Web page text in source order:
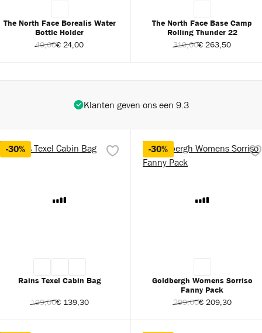
The North Face Borealis Water
Bottle Holder
40,00€ 24,00
The North Face Base Camp
Rolling Thunder 22
310,00€ 263,50
Klanten geven ons een 9.3
-30%
Rains Texel Cabin Bag
199,00€ 139,30
-30%
Goldbergh Womens Sorriso
Fanny Pack
299,00€ 209,30